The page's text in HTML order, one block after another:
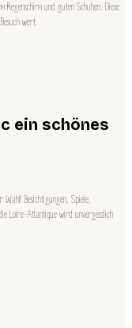
Regenschirm und guten Schuhen. Diese
wert.
ein schönes
Wahl! Besichtigungen, Spiele,
Loire-Atlantique wird unvergesslich